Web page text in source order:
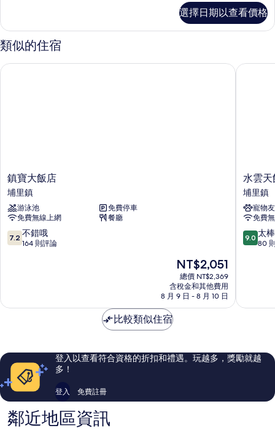
所
有
相
Room,
1
Bedroom
詳
選擇日期以查看價格
類似的住宿
鎮
寶
大
飯
店
埔
里
鎮寶大飯店
埔里鎮
游泳池
免費停車
免費無線上網
餐廳
7.2
分，
錯
評
論
7.2 不錯哦
164 則評論
現
在
價
格
為
NT$2,051
總價 NT$2,369
含稅金和其他費用
8 月 9 日 - 8 月 10 日
鎮寶大飯店
水
雲
天
飯
店
埔
里
水雲天
埔里鎮
寵物
免費
9.0
分，
棒
評
論
9.0 太
80
水雲天
比較類似住宿
登入以查看符合資格的折扣和禮遇。玩越多，獎勵就越
多！
登入 免費註冊
鄰近地區資訊